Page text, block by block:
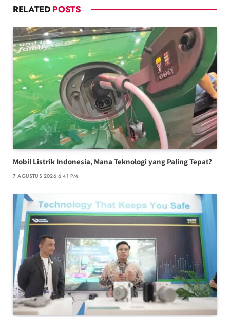
RELATED POSTS
Mobil Listrik Indonesia, Mana Teknologi yang Paling Tepat?
7 AGUSTUS 2026 6:41 PM